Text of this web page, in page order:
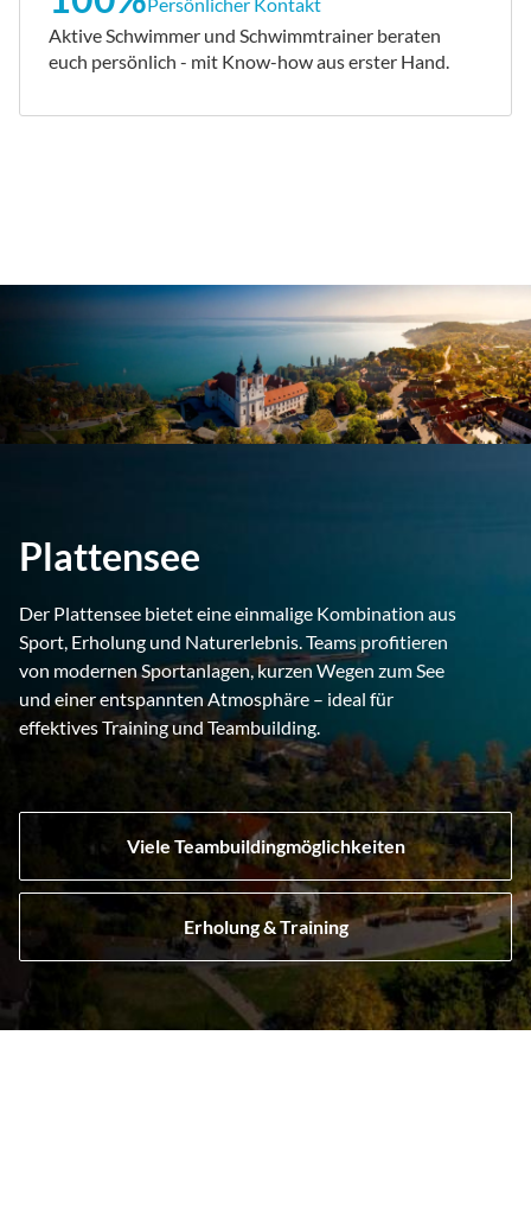
Aktive Schwimmer und Schwimmtrainer beraten
euch persönlich - mit Know-how aus erster Hand.
Plattensee
Der Plattensee bietet eine einmalige Kombination aus
Sport, Erholung und Naturerlebnis. Teams profitieren
von modernen Sportanlagen, kurzen Wegen zum See
und einer entspannten Atmosphäre – ideal für
effektives Training und Teambuilding.
Viele Teambuildingmöglichkeiten
Erholung & Training